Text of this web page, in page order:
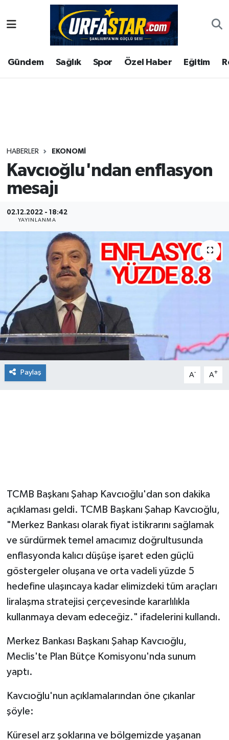
Gündem Sağlık Spor Özel Haber Eğitim
HABERLER EKONOMI
Kavcıoğlu'ndan enflasyon
mesajı
02.12.2022 - 18:42
YAYINLANMA
Paylaş A- A+
TCMB Başkanı Şahap Kavcıoğlu'dan son dakika
açıklaması geldi. TCMB Başkanı Şahap Kavcıoğlu,
"Merkez Bankası olarak fiyat istikrarını sağlamak
ve sürdürmek temel amacımız doğrultusunda
enflasyonda kalıcı düşüşe işaret eden güçlü
göstergeler oluşana ve orta vadeli yüzde 5
hedefine ulaşıncaya kadar elimizdeki tüm araçları
liralaşma stratejisi çerçevesinde kararlılıkla
kullanmaya devam edeceğiz." ifadelerini kullandı.
Merkez Bankası Başkanı Şahap Kavcıoğlu,
Meclis'te Plan Bütçe Komisyonu'nda sunum
yaptı.
Kavcıoğlu'nun açıklamalarından öne çıkanlar
şöyle:
Küresel arz şoklarına ve bölgemizde yaşanan
ASAYİS
ÇEVRE
Gündem
Kültür
Magazin
Şanlıurfa Nöbetçi Eczaneler
Şanlıurfa Hava Durumu
Tüm Manşetler
Son Dakika Haberleri
Haber Arşivi